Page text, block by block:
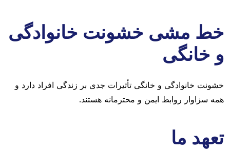
خط مشی خشونت خانوادگی
و خانگی
خشونت خانوادگی و خانگی تأثیرات جدی بر زندگی افراد دارد و
همه سزاوار روابط ایمن و محترمانه هستند.
تعهد ما